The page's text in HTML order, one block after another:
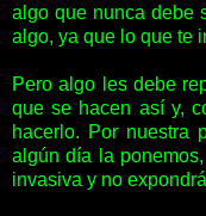
algo que nunca debe
algo, ya que lo que te
Pero algo les debe
que se hacen así y,
hacerlo. Por nuestra
algún día la
invasiva y no